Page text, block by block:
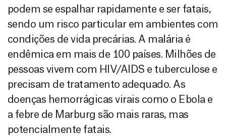
podem se espalhar rapidamente e ser fatais,
sendo um risco particular em ambientes com
condições de vida precárias. A malária é
endêmica em mais de 100 países. Milhões de
pessoas vivem com HIV/AIDS e tuberculose e
precisam de tratamento adequado. As
doenças hemorrágicas virais como o Ebola e
a febre de Marburg são mais raras, mas
potencialmente fatais.